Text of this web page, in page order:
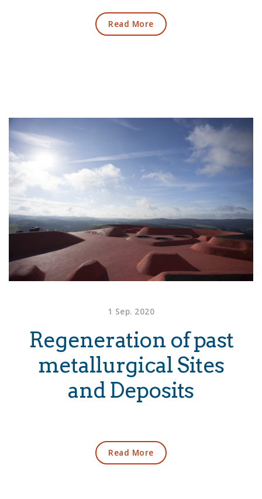
Read More
1 Sep. 2020
Regeneration of past
metallurgical Sites
and Deposits
Read More